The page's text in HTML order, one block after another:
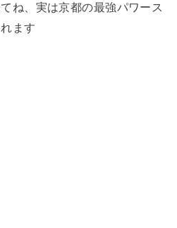
ね、実は京都の最強パワース
ます